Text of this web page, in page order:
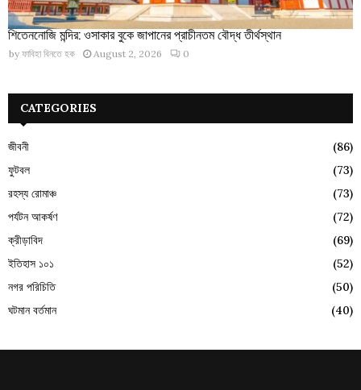
শিতেননোজি মন্দির: ওসাকার বুকে জাপানের প্রাচীনতম বৌদ্ধ তীর্থস্থান
by ফাবিহা বিনতে হক August 2, 2026 0
CATEGORIES
জীবনী
(86)
ফুটবল
(73)
রহস্য রোমাঞ্চ
(73)
পর্যটন আকর্ষণ
(72)
ক্রীড়াবিদ
(69)
ইতিহাস ১০১
(52)
নগর পরিচিতি
(50)
ঘটমান বর্তমান
(40)